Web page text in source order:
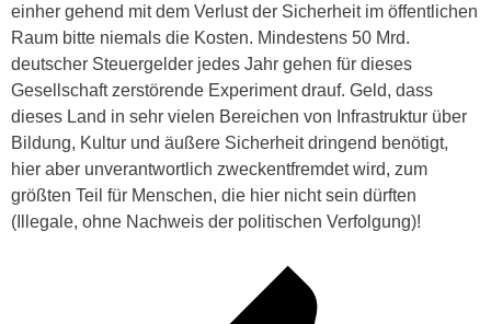
einher gehend mit dem Verlust der Sicherheit im öffentlichen
Raum bitte niemals die Kosten. Mindestens 50 Mrd.
deutscher Steuergelder jedes Jahr gehen für dieses
Gesellschaft zerstörende Experiment drauf. Geld, dass
dieses Land in sehr vielen Bereichen von Infrastruktur über
Bildung, Kultur und äußere Sicherheit dringend benötigt,
hier aber unverantwortlich zweckentfremdet wird, zum
größten Teil für Menschen, die hier nicht sein dürften
(Illegale, ohne Nachweis der politischen Verfolgung)!